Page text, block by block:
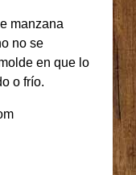
manzana
no se
en que lo
o frío.